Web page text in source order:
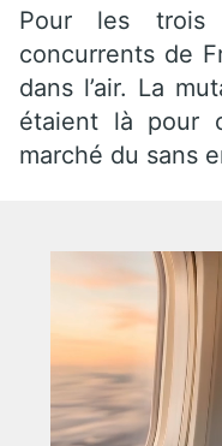
Pour les trois
concurrents de
dans l’air. La
étaient là pour
marché du sans